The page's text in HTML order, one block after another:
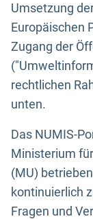
Umsetzung
Europäischen
Zugang der
rechtlichen
unten.
Das NUMIS-
Ministerium
(MU)
kontinuierlich
Fragen und